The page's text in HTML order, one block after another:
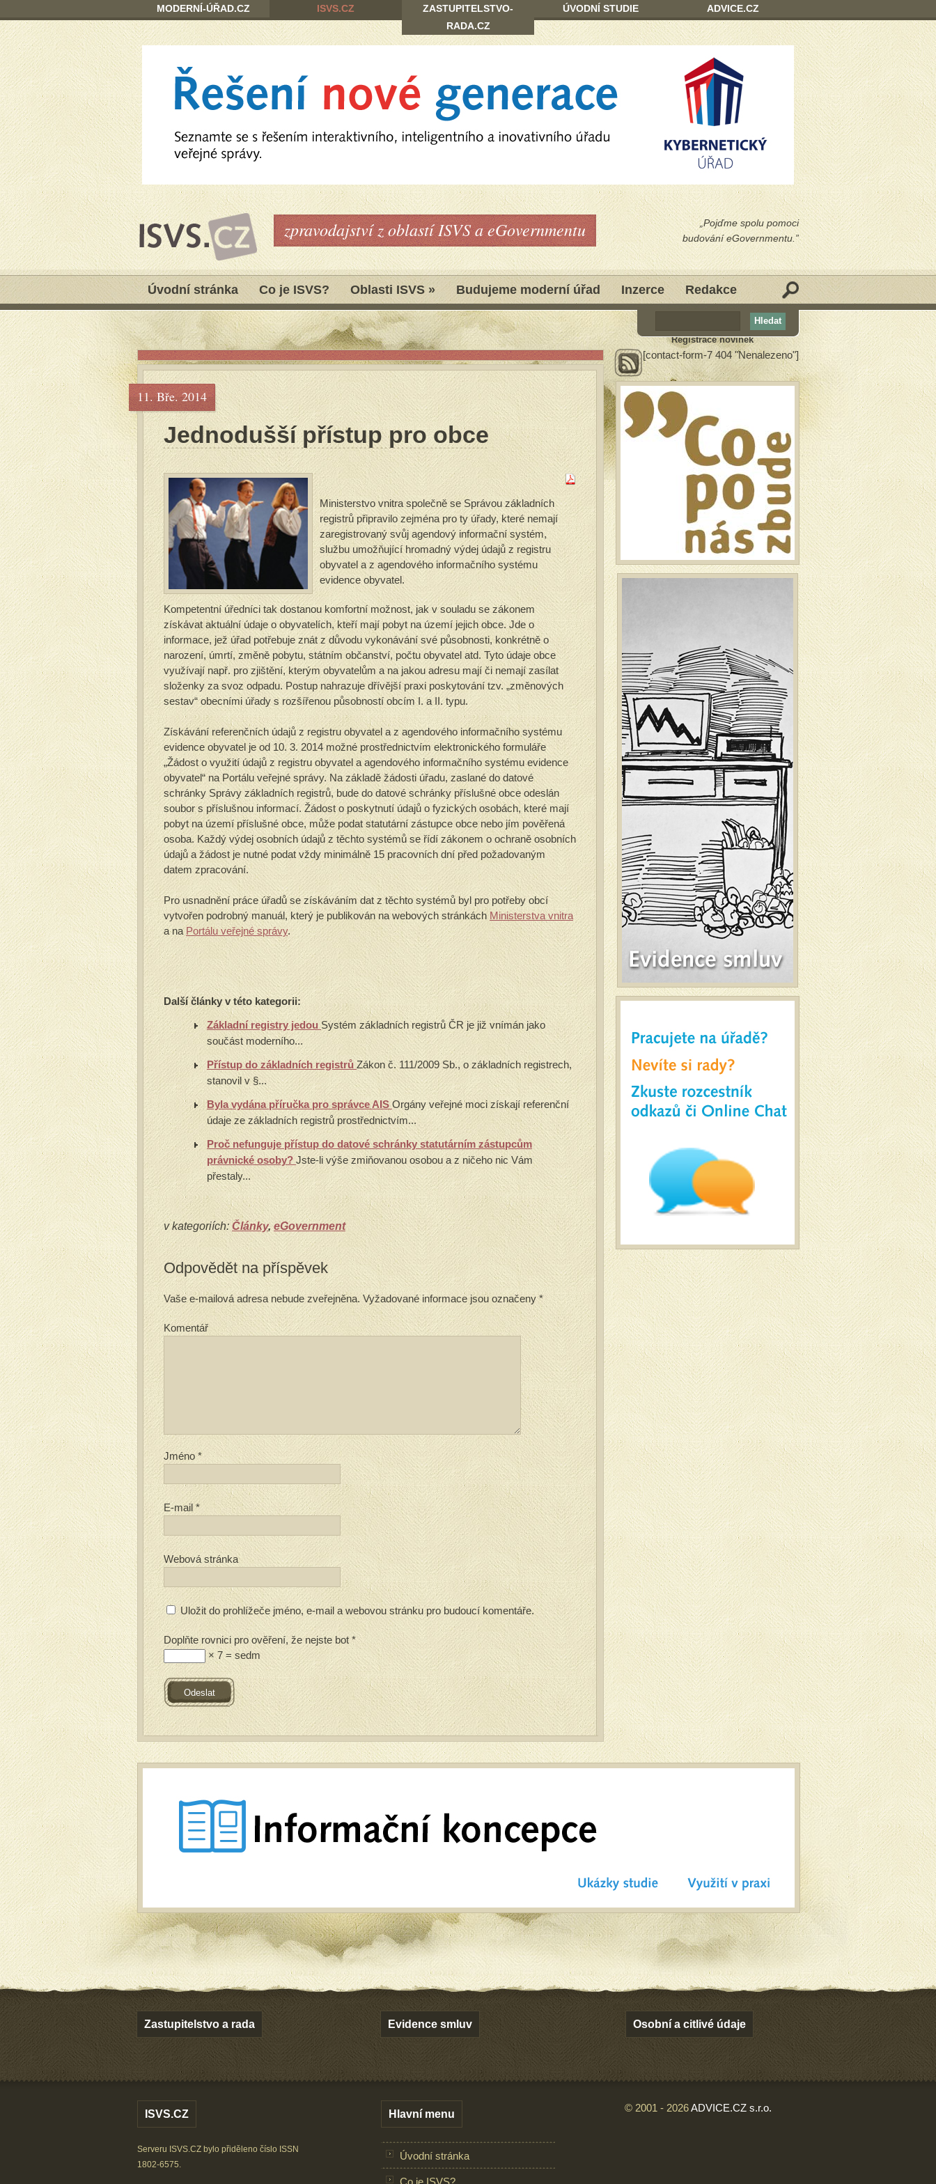
„Pojďme spolu pomoci
budování eGovernmentu.”
zpravodajství z oblastí ISVS a eGovernmentu
Úvodní stránka Co je ISVS? Oblasti ISVS » Budujeme moderní úřad Inzerce Redakce
11. Bře. 2014
Jednodušší přístup pro obce
Ministerstvo vnitra společně se Správou základních
registrů připravilo zejména pro ty úřady, které nemají
zaregistrovaný svůj agendový informační systém,
službu umožňující hromadný výdej údajů z registru
obyvatel a z agendového informačního systému
evidence obyvatel.
Kompetentní úředníci tak dostanou komfortní možnost, jak v souladu se zákonem
získávat aktuální údaje o obyvatelích, kteří mají pobyt na území jejich obce. Jde o
informace, jež úřad potřebuje znát z důvodu vykonávání své působnosti, konkrétně o
narození, úmrtí, změně pobytu, státním občanství, počtu obyvatel atd. Tyto údaje obce
využívají např. pro zjištění, kterým obyvatelům a na jakou adresu mají či nemají zasílat
složenky za svoz odpadu. Postup nahrazuje dřívější praxi poskytování tzv. „změnových
sestav“ obecními úřady s rozšířenou působností obcím I. a II. typu.
Získávání referenčních údajů z registru obyvatel a z agendového informačního systému
evidence obyvatel je od 10. 3. 2014 možné prostřednictvím elektronického formuláře
„Žádost o využití údajů z registru obyvatel a agendového informačního systému evidence
obyvatel“ na Portálu veřejné správy. Na základě žádosti úřadu, zaslané do datové
schránky Správy základních registrů, bude do datové schránky příslušné obce odeslán
soubor s příslušnou informací. Žádost o poskytnutí údajů o fyzických osobách, které mají
pobyt na území příslušné obce, může podat statutární zástupce obce nebo jím pověřená
osoba. Každý výdej osobních údajů z těchto systémů se řídí zákonem o ochraně osobních
údajů a žádost je nutné podat vždy minimálně 15 pracovních dní před požadovaným
datem zpracování.
Pro usnadnění práce úřadů se získáváním dat z těchto systémů byl pro potřeby obcí
vytvořen podrobný manuál, který je publikován na webových stránkáchMinisterstva vnitra
a na Portálu veřejné správy.
Další články v této kategorii:
Základní registry jedou Systém základních registrů ČR je již vnímán jako
součást moderního...
Přístup do základních registrůZákon č. 111/2009 Sb., o základních registrech,
stanovil v §...
Byla vydána příručka pro správce AISOrgány veřejné moci získají referenční
údaje ze základních registrů prostřednictvím...
Proč nefunguje přístup do datové schránky statutárním zástupcům
právnické osoby? Jste-li výše zmiňovanou osobou a z ničeho nic Vám
přestaly...
v kategoriích:Články, eGovernment
Odpovědět na příspěvek
Vaše e-mailová adresa nebude zveřejněna. Vyžadované informace jsou označeny*
Komentář
Jméno *
E-mail*
Webová stránka
Uložit do prohlížeče jméno, e-mail a webovou stránku pro budoucí komentáře.
Doplňte rovnici pro ověření, že nejste bot *
× 7 = sedm
Registrace novinek
[contact-form-7 404 "Nenalezeno"]
Zastupitelstvo a rada Evidence smluv Osobní a citlivé údaje
ISVS.CZ
Serveru ISVS.CZ bylo přiděleno číslo ISSN
1802-6575.
Hlavní menu
Úvodní stránka
Co je ISVS?
© 2001 - 2026ADVICE.CZ s.r.o.
MODERNÍ-ÚŘAD.CZ ISVS.CZ
ZASTUPITELSTVO-
RADA.CZ
ÚVODNÍ STUDIE ADVICE.CZ